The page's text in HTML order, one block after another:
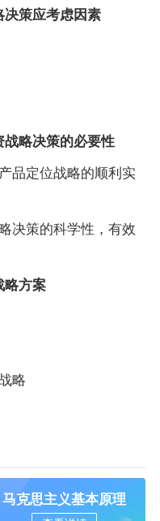
策应考虑因素
略决策的必要性
定位战略的顺利实
策的科学性，有效
方案
略
马克思主义基本原理